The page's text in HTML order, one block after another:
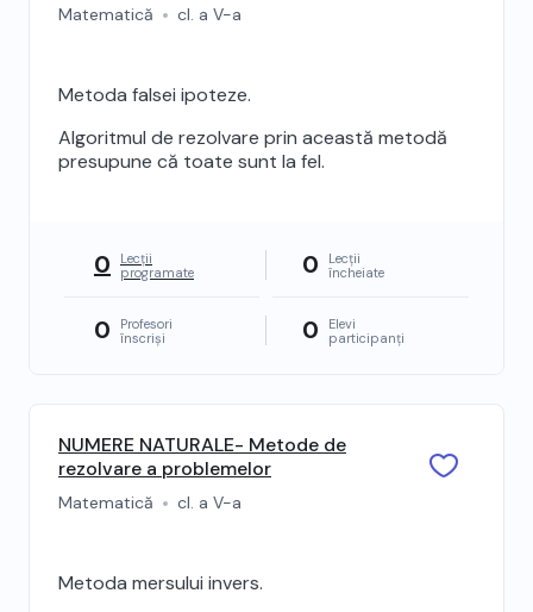
Matematică cl. a V-a
Metoda falsei ipoteze.
Algoritmul de rezolvare prin această metodă
presupune că toate sunt la fel.
0
Lecții
programate
0
Lecții
încheiate
0
Profesori
înscriși
0
Elevi
participanți
NUMERE NATURALE- Metode de
rezolvare a problemelor
Matematică cl. a V-a
Metoda mersului invers.